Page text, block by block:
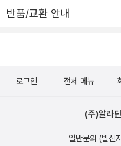
이나 불행을 극복할 수 있는 원
생활에 지쳐 자그마한 미소조
인」, 「한여름 밤의 꿈」, 「말괄
야」 등 5대 희극을 실었다. 「
된다고 선언해서 샤일록은 재
지가 고른 남자와 결혼해야
했지만 허미아는 아버지가 정
우스는 예전에 허미아의 친구
다. 하지만 디미트리우스의 마
반품/교환 안내
로그인 전체 메뉴
(주)알라
일반문의 (발신